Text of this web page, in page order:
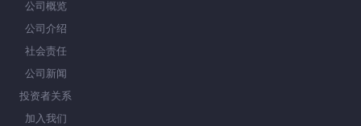
公司概览
公司介绍
社会责任
公司新闻
投资者关系
加入我们